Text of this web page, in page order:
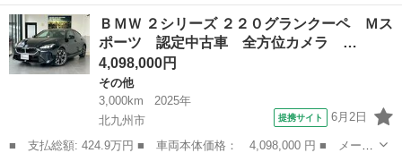
名： ＢＭＷ ■ 車種名： ４シリーズ ■ グレード名： Ｍ４４０
ｉ ｘＤｒｉｖｅグランクーペ ４ＷＤ ■ 排気量： 3000cc ■
ド...
福岡 北九州市
ＢＭＷ ２シリーズ ２２０グランクーペ Ｍス
ポーツ 認定中古車 全方位カメラ …
4,098,000円
その他
3,000km
2025年
北九州市
提携サイト 6月2日
■ 支払総額: 424.9万円 ■ 車両本体価格： 4,098,000 円 ■ メーカ